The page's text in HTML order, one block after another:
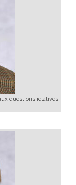
questions relatives